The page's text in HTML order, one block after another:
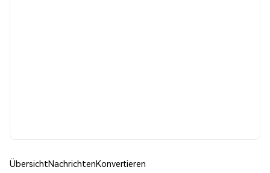
ÜbersichtNachrichtenKonvertieren